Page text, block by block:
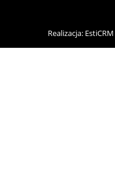
Realizacja: EstiCRM